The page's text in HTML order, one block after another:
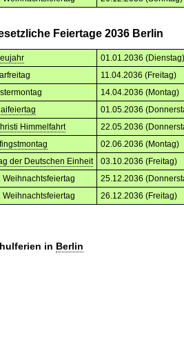
Feiertage 2036 Berlin
01.01.2036 (Dienstag)
11.04.2036 (Freitag)
14.04.2036 (Montag)
01.05.2036
Himmelfahrt
22.05.2036
02.06.2036 (Montag)
der Deutschen Einheit
03.10.2036 (Freitag)
Weihnachtsfeiertag
25.12.2036
Weihnachtsfeiertag
26.12.2036 (Freitag)
in Berlin